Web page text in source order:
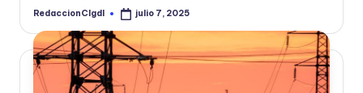
Publicado
RedaccionCIgdl julio 7, 2025